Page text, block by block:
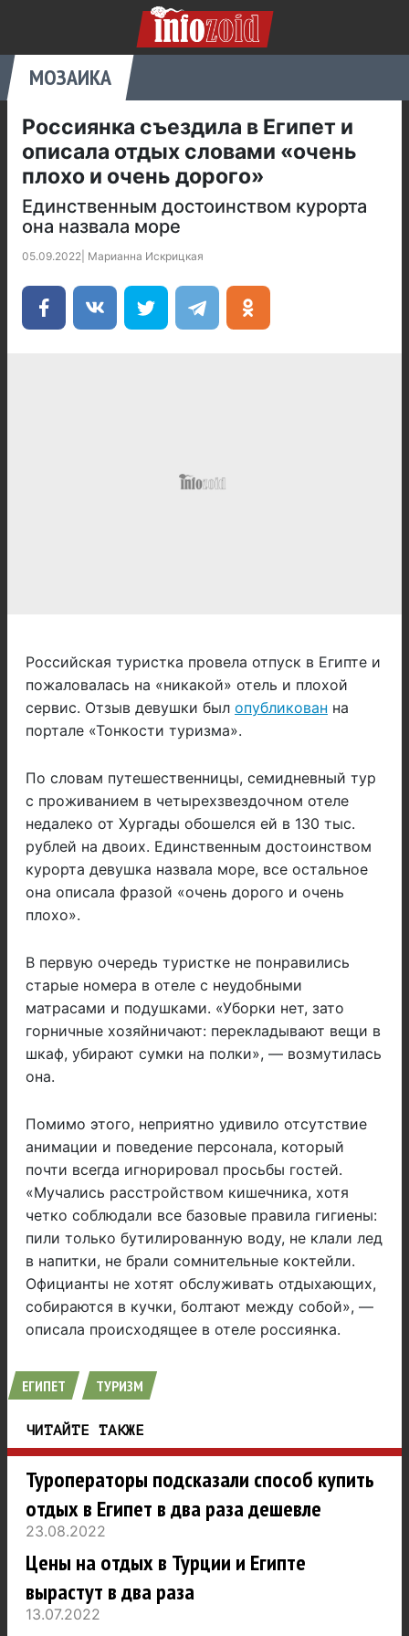
МОЗАИКА
Россиянка съездила в Египет и
описала отдых словами «очень
плохо и очень дорого»
Единственным достоинством курорта
она назвала море
05.09.2022 Марианна Искрицкая
Российская туристка провела отпуск в Египте и
пожаловалась на «никакой» отель и плохой
сервис. Отзыв девушки был опубликован на
портале «Тонкости туризма».
По словам путешественницы, семидневный тур
с проживанием в четырехзвездочном отеле
недалеко от Хургады обошелся ей в 130 тыс.
рублей на двоих. Единственным достоинством
курорта девушка назвала море, все остальное
она описала фразой «очень дорого и очень
плохо».
В первую очередь туристке не понравились
старые номера в отеле с неудобными
матрасами и подушками. «Уборки нет, зато
горничные хозяйничают: перекладывают вещи в
шкаф, убирают сумки на полки», — возмутилась
она.
Помимо этого, неприятно удивило отсутствие
анимации и поведение персонала, который
почти всегда игнорировал просьбы гостей.
«Мучались расстройством кишечника, хотя
четко соблюдали все базовые правила гигиены:
пили только бутилированную воду, не клали лед
в напитки, не брали сомнительные коктейли.
Официанты не хотят обслуживать отдыхающих,
собираются в кучки, болтают между собой», —
описала происходящее в отеле россиянка.
ЕГИПЕТ ТУРИЗМ
ЧИТАЙТЕ ТАКЖЕ
Туроператоры подсказали способ купить
отдых в Египет в два раза дешевле
23.08.2022
Цены на отдых в Турции и Египте
вырастут в два раза
13.07.2022